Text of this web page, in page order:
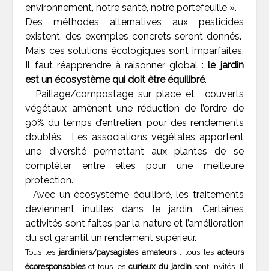
environnement, notre santé, notre portefeuille ».
Des méthodes alternatives aux pesticides
existent, des exemples concrets seront donnés.
Mais ces solutions écologiques sont imparfaites.
Il faut réapprendre à raisonner global : le jardin
est un écosystème qui doit être équilibré.
Paillage/compostage sur place et couverts
végétaux amènent une réduction de l’ordre de
90% du temps d’entretien, pour des rendements
doublés. Les associations végétales apportent
une diversité permettant aux plantes de se
compléter entre elles pour une meilleure
protection.
Avec un écosystème équilibré, les traitements
deviennent inutiles dans le jardin. Certaines
activités sont faites par la nature et l’amélioration
du sol garantit un rendement supérieur.
Tous les jardiniers/paysagistes amateurs, tous les acteurs
écoresponsableset tous lescurieux du jardinsont invités. Il